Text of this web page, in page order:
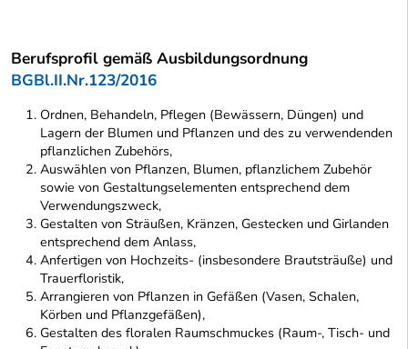
Berufsprofil gemäß Ausbildungsordnung
BGBl.II.Nr.123/2016
Ordnen, Behandeln, Pflegen (Bewässern, Düngen) und
Lagern der Blumen und Pflanzen und des zu verwendenden
pflanzlichen Zubehörs,
Auswählen von Pflanzen, Blumen, pflanzlichem Zubehör
sowie von Gestaltungselementen entsprechend dem
Verwendungszweck,
Gestalten von Sträußen, Kränzen, Gestecken und Girlanden
entsprechend dem Anlass,
Anfertigen von Hochzeits- (insbesondere Brautsträuße) und
Trauerfloristik,
Arrangieren von Pflanzen in Gefäßen (Vasen, Schalen,
Körben und Pflanzgefäßen),
Gestalten des floralen Raumschmuckes (Raum-, Tisch- und